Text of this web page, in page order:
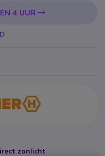
4 UUR
zonlicht